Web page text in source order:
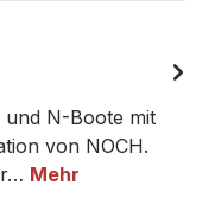
N-Boote mit
von NOCH.
Mehr